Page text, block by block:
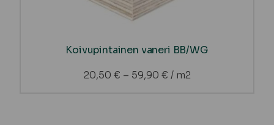
Koivupintainen vaneri BB/WG
20,50 € – 59,90 € / m2